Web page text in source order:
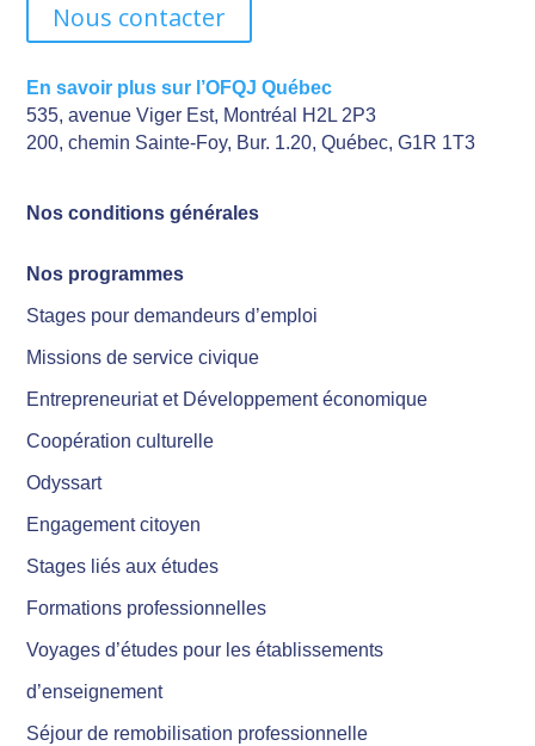
Nous contacter
En savoir plus sur l’OFQJ Québec
535, avenue Viger Est, Montréal H2L 2P3
200, chemin Sainte-Foy, Bur. 1.20, Québec, G1R 1T3
Nos conditions générales
Nos programmes
Stages pour demandeurs d’emploi
Missions de service civique
Entrepreneuriat et Développement économique
Coopération culturelle
Odyssart
Engagement citoyen
Stages liés aux études
Formations professionnelles
Voyages d’études pour les établissements
d’enseignement
Séjour de remobilisation professionnelle